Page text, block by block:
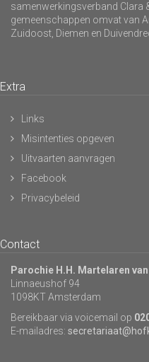
samenwerkingsverband Clara
gemeenschappen omvat van
Zuidoost, Diemen en
Extra
Links
Misintenties opgeven
Uitvaarten aanvragen
Facebook
Privacybeleid
Contact
Parochie H.H. Martelaren
Linnaeushof 94
1098KT Amsterdam
Bereikbaar via voicemail op
E-mailadres: